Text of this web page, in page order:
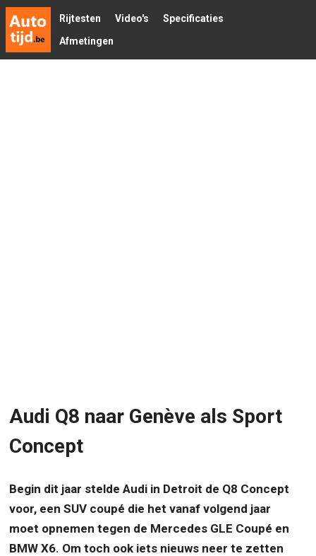
Rijtesten Video's
Specificaties
Afmetingen
Audi Q8 naar Genève als Sport
Concept
Begin dit jaar stelde Audi in Detroit de Q8 Concept
voor, een SUV coupé die het vanaf volgend jaar
moet opnemen tegen de Mercedes GLE Coupé en
BMW X6. Om toch ook iets nieuws neer te zetten